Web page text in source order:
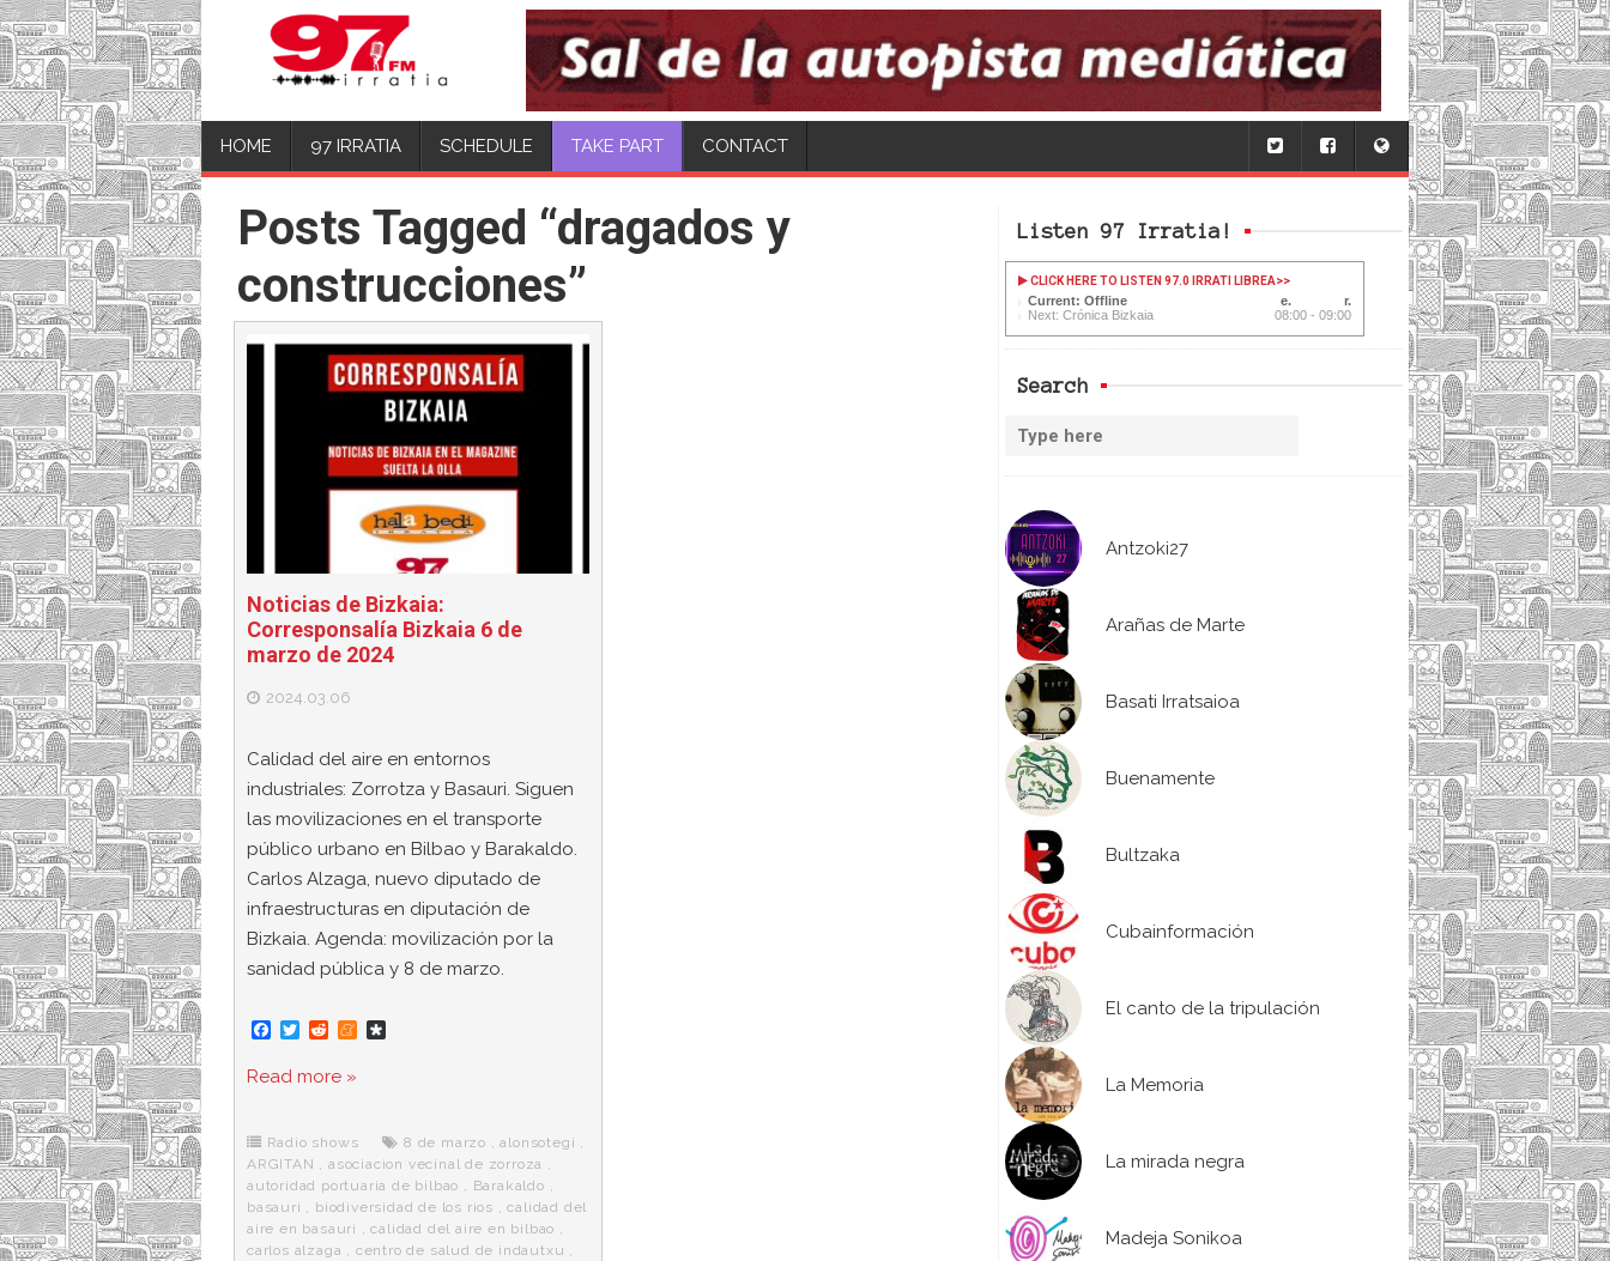
HOME 97 IRRATIA SCHEDULE CONTACT
Listen 97 Irratia!
CLICK HERE TO LISTEN 97.0 IRRATI LIBREA>>
Current: Offline
Next: Crónica Bizkaia
08:00 - 09:00
Search
Antzoki27
Arañas de Marte
Basati Irratsaioa
Buenamente
Bultzaka
Cubainformación
El canto de la tripulación
La Memoria
La mirada negra
Madeja Sonikoa
Posts Tagged “dragados y
construcciones”
Noticias de Bizkaia:
Corresponsalía Bizkaia 6 de
marzo de 2024
2024.03.06
Calidad del aire en entornos
industriales: Zorrotza y Basauri. Siguen
las movilizaciones en el transporte
público urbano en Bilbao y Barakaldo.
Carlos Alzaga, nuevo diputado de
infraestructuras en diputación de
Bizkaia. Agenda: movilización por la
sanidad pública y 8 de marzo.
F
c
e
o
k
T
i
t
r
R
d
d
M
e
r
a
Read more »
Radio shows 8 de marzo ,alonsotegi
ARGITAN
,asociacion vecinal de zorroza
autoridad portuaria de bilbao
Barakaldo
basauri
biodiversidad de los rios ,calidad del
aire en basauri
,calidad del aire en bilbao
carlos alzaga
centro de salud de indautxu